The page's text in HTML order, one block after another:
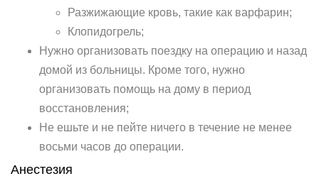
Разжижающие кровь, такие как варфарин;
Клопидогрель;
Нужно организовать поездку на операцию и назад
домой из больницы. Кроме того, нужно
организовать помощь на дому в период
восстановления;
Не ешьте и не пейте ничего в течение не менее
восьми часов до операции.
Анестезия